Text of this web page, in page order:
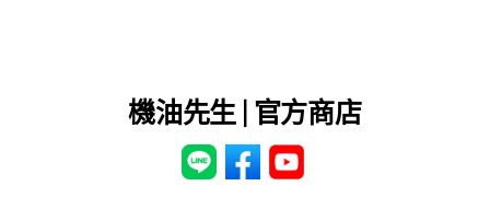
機油先生 | 官方商店